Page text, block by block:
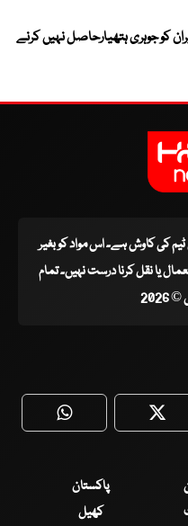
کو جوہری ہتھیارحاصل نہیں کرنے
ٹیم کی کاوش ہے۔ اس مواد کو بغیر
یا نقل کرنا درست نہیں۔ تمام
WhatsApp
پاکستان
کھیل